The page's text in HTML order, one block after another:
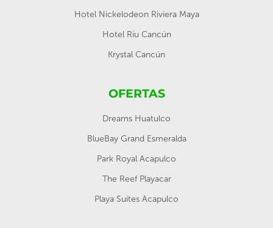
Hotel Nickelodeon Riviera Maya
Hotel Riu Cancún
Krystal Cancún
OFERTAS
Dreams Huatulco
BlueBay Grand Esmeralda
Park Royal Acapulco
The Reef Playacar
Playa Suites Acapulco